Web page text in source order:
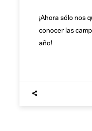
¡Ahora sólo nos
conocer las
año!